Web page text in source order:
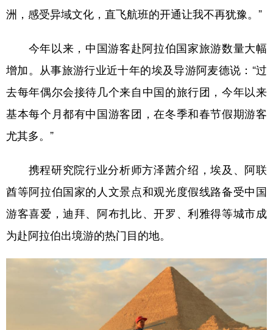
English Español Français عربى
Русский язык 日本語 한국어
Deutsch Português
洲，感受异域文化，直飞航班的开通让我不再犹豫。”
今年以来，中国游客赴阿拉伯国家旅游数量大幅
增加。从事旅游行业近十年的埃及导游阿麦德说：“过
去每年偶尔会接待几个来自中国的旅行团，今年以来
基本每个月都有中国游客团，在冬季和春节假期游客
尤其多。”
携程研究院行业分析师方泽茜介绍，埃及、阿联
酋等阿拉伯国家的人文景点和观光度假线路备受中国
游客喜爱，迪拜、阿布扎比、开罗、利雅得等城市成
为赴阿拉伯出境游的热门目的地。